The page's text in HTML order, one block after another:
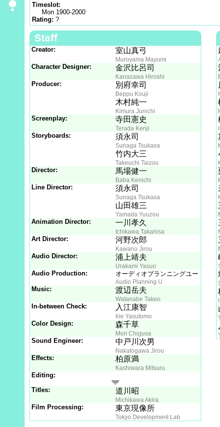
Timeslot:
Mon 1900-2000
Rating: ?
Staff
Creator: 室山真弓
Muroyama Mayumi
Character Designer: 金沢比呂司
Kanazawa Hiroshi
Producer: 別府幸司
Beppu Kouji
木村純一
Kimura Junichi
Screenplay: 寺田憲史
Terada Kenji
Storyboards: 須永司
Sunaga Tsukasa
竹内大三
Takeuchi Taizou
Director: 馬場健一
Baba Kenichi
Line Director: 須永司
Sunaga Tsukasa
山田雄三
Yamada Yuuzou
Animation Director: 一川孝久
Ichikawa Takahisa
Art Director: 河野次郎
Kawano Jirou
Audio Director: 浦上靖夫
Urakami Yasuo
Audio Production: オーディオプランニングユー
Audio Planning U
Music: 渡辺岳夫
Watanabe Takeo
In-between Check: 入江康智
Irie Yasutomo
Color Design: 森千草
Mori Chigusa
Sound Engineer: 中戸川次男
Nakatogawa Jirou
Effects: 柏原満
Kashiwara Mitsuru
Editing:
Titles:
道川昭
Michikawa Akira
Film Processing: 東京現像所
Tokyo Development Lab